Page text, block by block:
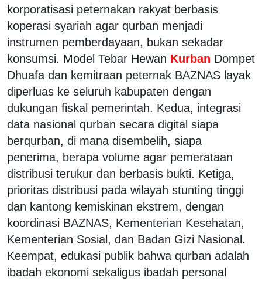
korporatisasi peternakan rakyat berbasis
koperasi syariah agar qurban menjadi
instrumen pemberdayaan, bukan sekadar
konsumsi. Model Tebar Hewan Kurban Dompet
Dhuafa dan kemitraan peternak BAZNAS layak
diperluas ke seluruh kabupaten dengan
dukungan fiskal pemerintah. Kedua, integrasi
data nasional qurban secara digital siapa
berqurban, di mana disembelih, siapa
penerima, berapa volume agar pemerataan
distribusi terukur dan berbasis bukti. Ketiga,
prioritas distribusi pada wilayah stunting tinggi
dan kantong kemiskinan ekstrem, dengan
koordinasi BAZNAS, Kementerian Kesehatan,
Kementerian Sosial, dan Badan Gizi Nasional.
Keempat, edukasi publik bahwa qurban adalah
ibadah ekonomi sekaligus ibadah personal